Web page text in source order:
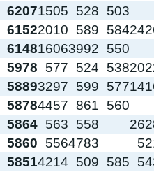
62071505 528
503
61522010 589 584
614816063992
550
5978 577 524 538
58893297 599 577
58784457 861
560
5864 563 558
5860 5564783
58514214 509 585